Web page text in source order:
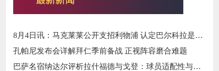
8月4日讯：马克莱莱公开支招利物浦 认定巴尔科拉是萨拉赫完美替代者
孔帕尼发布会详解拜仁季前备战 正视阵容磨合难题
巴萨名宿纳达尔评析拉什福德与戈登：球员适配性与战术融入前景探讨